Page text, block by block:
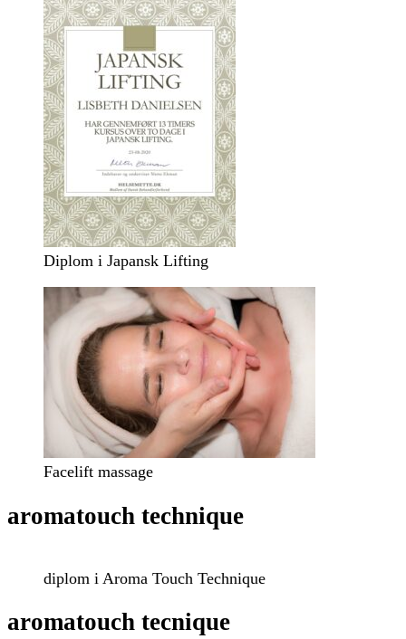
Diplom i Japansk Lifting
Facelift massage
aromatouch technique
diplom i Aroma Touch Technique
aromatouch tecnique